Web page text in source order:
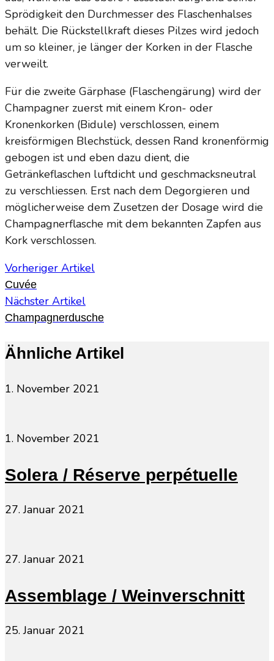
Sprödigkeit den Durchmesser des Flaschenhalses
behält. Die Rückstellkraft dieses Pilzes wird jedoch
um so kleiner, je länger der Korken in der Flasche
verweilt.
Für die zweite Gärphase (Flaschengärung) wird der
Champagner zuerst mit einem Kron- oder
Kronenkorken (Bidule) verschlossen, einem
kreisförmigen Blechstück, dessen Rand kronenförmig
gebogen ist und eben dazu dient, die
Getränkeflaschen luftdicht und geschmacksneutral
zu verschliessen. Erst nach dem Degorgieren und
möglicherweise dem Zusetzen der Dosage wird die
Champagnerflasche mit dem bekannten Zapfen aus
Kork verschlossen.
Vorheriger Artikel
Cuvée
Nächster Artikel
Champagnerdusche
Ähnliche Artikel
1. November 2021
1. November 2021
Solera / Réserve perpétuelle
27. Januar 2021
27. Januar 2021
Assemblage / Weinverschnitt
25. Januar 2021